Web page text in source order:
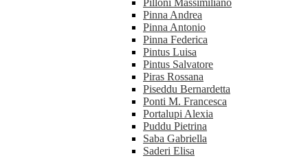
Pilloni Massimiliano
Pinna Andrea
Pinna Antonio
Pinna Federica
Pintus Luisa
Pintus Salvatore
Piras Rossana
Piseddu Bernardetta
Ponti M. Francesca
Portalupi Alexia
Puddu Pietrina
Saba Gabriella
Saderi Elisa